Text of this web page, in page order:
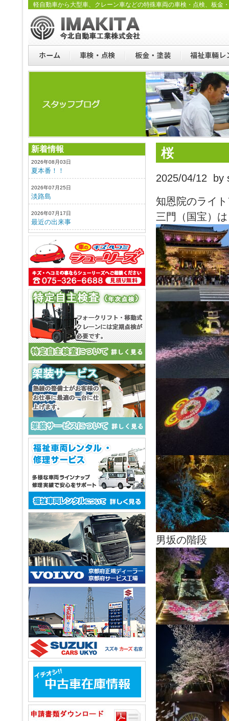
軽自動車から大型車、クレーン車などの特殊車両の車検・点検、板金
新着情報
2026年08月03日
夏本番！！
2026年07月25日
淡路島
2026年07月17日
最近の出来事
桜
2025/04/12 by
知恩院のライ
三門（国宝）
男坂の階段